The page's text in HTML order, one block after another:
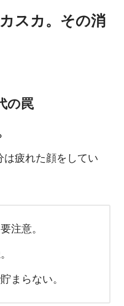
スカ。その消
の罠
疲れた顔をしてい
注意。
まらない。